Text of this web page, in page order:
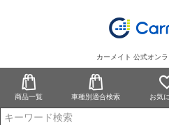
カーメイト 公式オン
商品一覧 車種別適合検索 お気